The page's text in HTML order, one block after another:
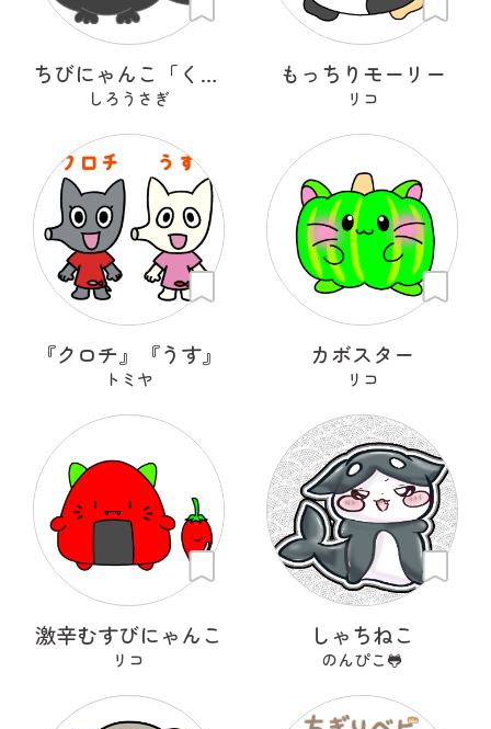
ちびにゃんこ「くろちゃん♡」
しろうさぎ
もっちりモーリー
リコ
『クロチ』『うす』
トミヤ
カボスター
リコ
激辛むすびにゃんこ
リコ
しゃちねこ
のんぴこ🐸